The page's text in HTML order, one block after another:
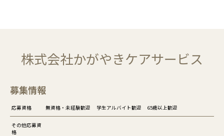
株式会社かがやきケアサービス
募集情報
応募資格 無資格・未経験歓迎 学生アルバイト歓迎 65歳以上歓迎
その他応募資
格